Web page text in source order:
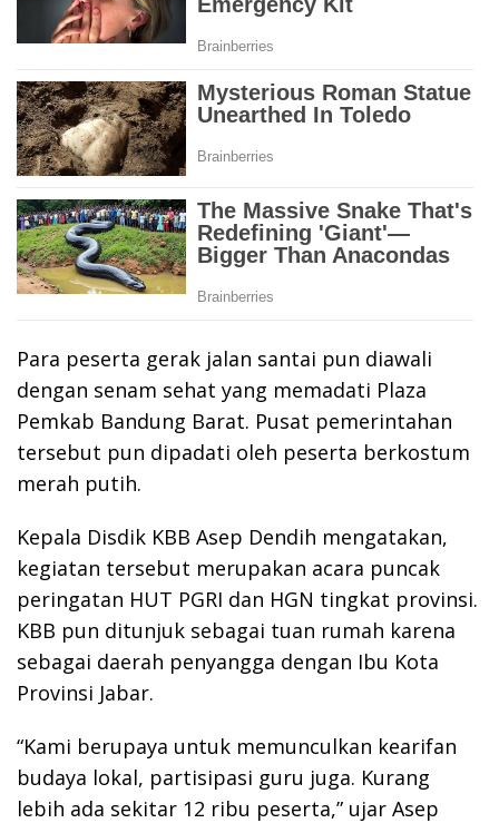
Para peserta gerak jalan santai pun diawali
dengan senam sehat yang memadati Plaza
Pemkab Bandung Barat. Pusat pemerintahan
tersebut pun dipadati oleh peserta berkostum
merah putih.
Kepala Disdik KBB Asep Dendih mengatakan,
kegiatan tersebut merupakan acara puncak
peringatan HUT PGRI dan HGN tingkat provinsi.
KBB pun ditunjuk sebagai tuan rumah karena
sebagai daerah penyangga dengan Ibu Kota
Provinsi Jabar.
“Kami berupaya untuk memunculkan kearifan
budaya lokal, partisipasi guru juga. Kurang
lebih ada sekitar 12 ribu peserta,” ujar Asep